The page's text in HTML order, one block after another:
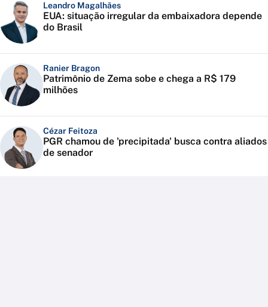
Leandro Magalhães
EUA: situação irregular da embaixadora depende
do Brasil
Ranier Bragon
Patrimônio de Zema sobe e chega a R$ 179
milhões
Cézar Feitoza
PGR chamou de 'precipitada' busca contra aliados
de senador